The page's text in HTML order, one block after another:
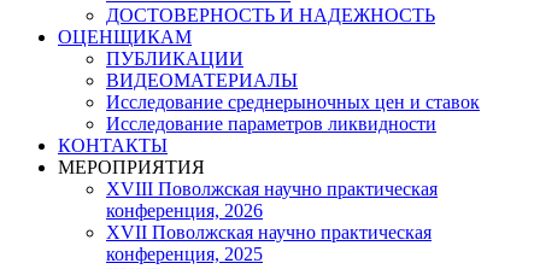
ДОСТОВЕРНОСТЬ И НАДЕЖНОСТЬ
ОЦЕНЩИКАМ
ПУБЛИКАЦИИ
ВИДЕОМАТЕРИАЛЫ
Исследование среднерыночных цен и ставок
Исследование параметров ликвидности
КОНТАКТЫ
МЕРОПРИЯТИЯ
XVIII Поволжская научно практическая
конференция, 2026
XVII Поволжская научно практическая
конференция, 2025